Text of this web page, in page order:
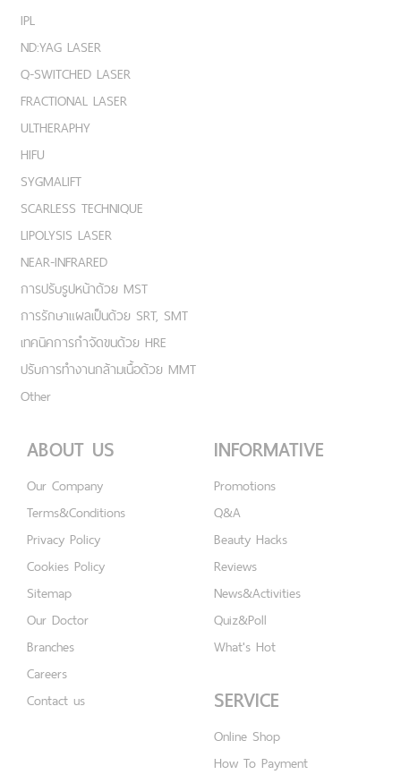
IPL
ND:YAG LASER
Q-SWITCHED LASER
FRACTIONAL LASER
ULTHERAPHY
HIFU
SYGMALIFT
SCARLESS TECHNIQUE
LIPOLYSIS LASER
NEAR-INFRARED
การปรับรูปหน้าด้วย MST
การรักษาแผลเป็นด้วย SRT, SMT
เทคนิคการกำจัดขนด้วย HRE
ปรับการทำงานกล้ามเนื้อด้วย MMT
Other
ABOUT US
Our Company
Terms&Conditions
Privacy Policy
Cookies Policy
Sitemap
Our Doctor
Branches
Careers
Contact us
INFORMATIVE
Promotions
Q&A
Beauty Hacks
Reviews
News&Activities
Quiz&Poll
What's Hot
SERVICE
Online Shop
How To Payment